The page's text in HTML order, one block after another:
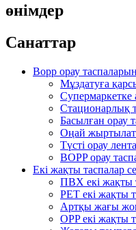
өнімдер
Санаттар
Bopp орау
Мұздатуға
Супермаркетке
Стационарлық
Басылған орау
Оңай
Түсті орау
BOPP орау
Екі жақты таспалар
ПВХ екі жақты
PET екі жақты
Артқы жағы
OPP екі жақты